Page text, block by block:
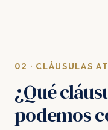
02 · CLÁUSULAS
¿Qué
podemos